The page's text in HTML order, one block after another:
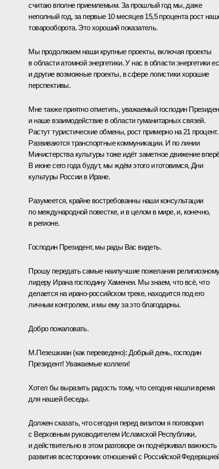
считаю вполне приемлемым. За прошлый год мы, даже
неполный год, за первые 10 месяцев 15,5 процента рост
товарооборота. Это хороший показатель.
Мы продолжаем наши крупные проекты, включая проекты
в области атомной энергетики. У нас в области энергетики
и другие возможные проекты, в сфере логистики хорошие
перспективы.
Мне также приятно отметить, уважаемый господин
и наше взаимодействие в области гуманитарных связей.
Растут туристические обмены, рост примерно на 21 процент.
Развиваются транспортные коммуникации. И по линии
Министерства культуры тоже идёт заметное движение
В июне сего года будут, мы ждём этого и готовимся, Дни
культуры России в Иране.
Разумеется, крайне востребованны наши консультации
по международной повестке, и в целом в мире, и, конечно,
в регионе.
Господин Президент, мы рады Вас видеть.
Прошу передать самые наилучшие пожелания
лидеру Ирана господину Хаменеи. Мы знаем, что всё, что
делается на ирано-российском треке, находится под его
личным контролем, и мы ему за это благодарны.
Добро пожаловать.
М.Пезешкиан (как переведено):Добрый день, господин
Президент! Уважаемые коллеги!
Хотел бы выразить радость тому, что сегодня нашли время
для нашей беседы.
Должен сказать, что сегодня перед визитом я поговорил
с Верховным руководителем Исламской Республики,
и действительно в этом разговоре он подчёркивал важность
развития всесторонних отношений с Российской